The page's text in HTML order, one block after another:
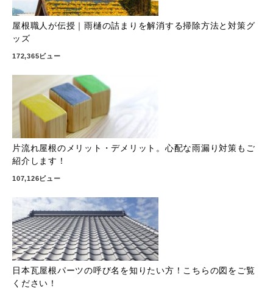
屋根職人が伝授｜雨樋の詰まりを解消する掃除方法と対策グ
ッズ
172,365ビュー
片流れ屋根のメリット・デメリット。心配な雨漏り対策もご
紹介します！
107,126ビュー
日本瓦屋根パーツの呼び名を知りたい方！こちらの図をご覧
ください！